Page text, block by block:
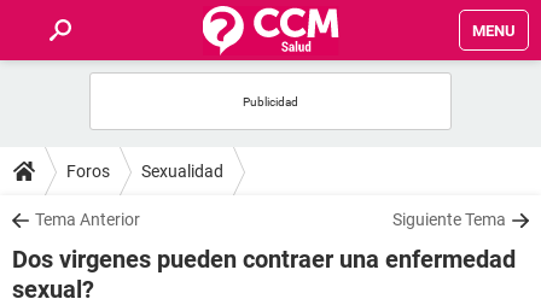
MENU
FOROS
SALUD
FAMILIA
Foros Sexualidad
Tema Anterior Siguiente Tema
Dos virgenes pueden contraer una enfermedad
sexual?